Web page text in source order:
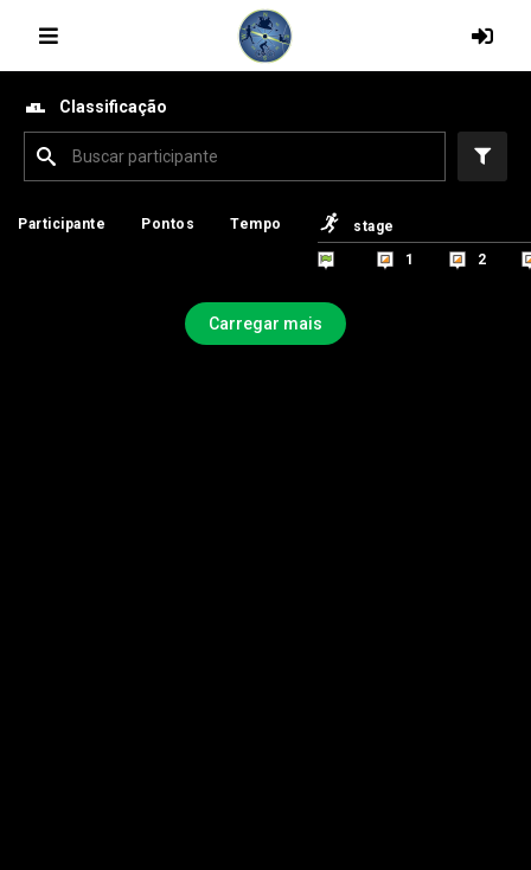
Classificação
Participante Pontos Tempo stage
1 2
Participante Pontos Tempo stage
1 2
Carregar mais